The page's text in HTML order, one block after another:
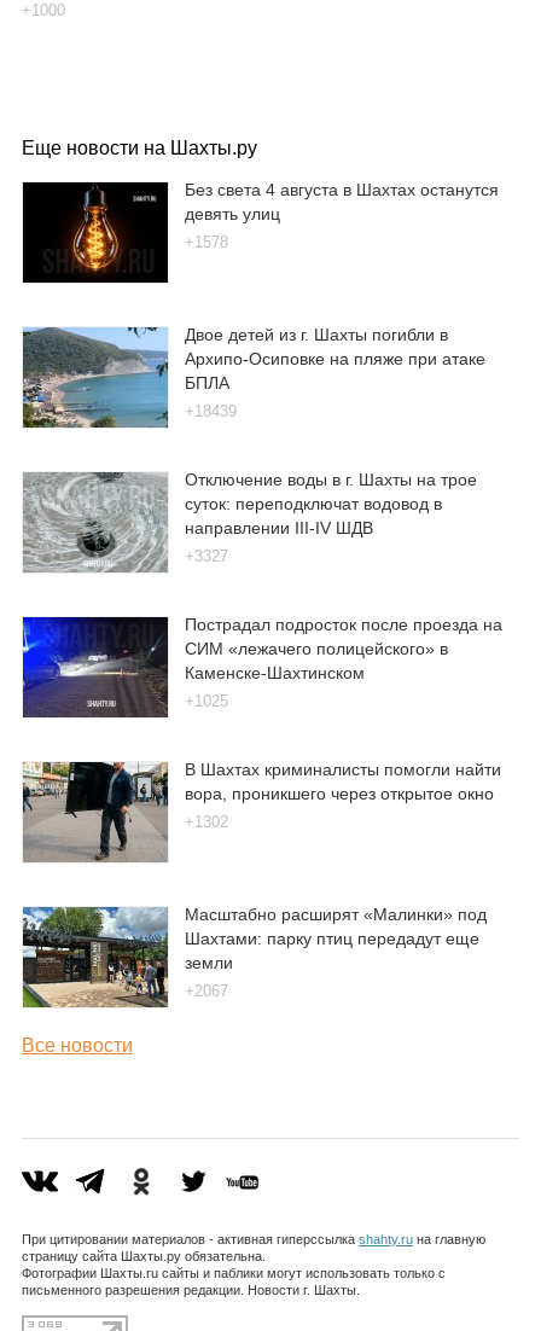
+1000
Еще новости на Шахты.ру
Без света 4 августа в Шахтах останутся
девять улиц
+1578
Двое детей из г. Шахты погибли в
Архипо-Осиповке на пляже при атаке
БПЛА
+18439
Отключение воды в г. Шахты на трое
суток: переподключат водовод в
направлении III-IV ШДВ
+3327
Пострадал подросток после проезда на
СИМ «лежачего полицейского» в
Каменске-Шахтинском
+1025
В Шахтах криминалисты помогли найти
вора, проникшего через открытое окно
+1302
Масштабно расширят «Малинки» под
Шахтами: парку птиц передадут еще
земли
+2067
Все новости
При цитировании материалов - активная гиперссылка shahty.ruна главную
страницу сайта Шахты.ру обязательна.
Фотографии Шахты.ru сайты и паблики могут использовать только с
письменного разрешения редакции. Новости г. Шахты.